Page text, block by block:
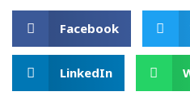
Facebook
LinkedIn